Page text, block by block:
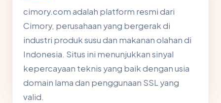
cimory.com adalah platform resmi dari
Cimory, perusahaan yang bergerak di
industri produk susu dan makanan olahan di
Indonesia. Situs ini menunjukkan sinyal
kepercayaan teknis yang baik dengan usia
domain lama dan penggunaan SSL yang
valid.